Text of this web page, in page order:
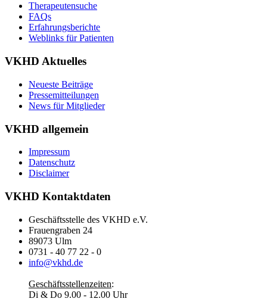
Therapeutensuche
FAQs
Erfahrungsberichte
Weblinks für Patienten
VKHD Aktuelles
Neueste Beiträge
Pressemitteilungen
News für Mitglieder
VKHD allgemein
Impressum
Datenschutz
Disclaimer
VKHD Kontaktdaten
Geschäftsstelle des VKHD e.V.
Frauengraben 24
89073 Ulm
0731 - 40 77 22 - 0
info@vkhd.de
Geschäftsstellenzeiten:
Di & Do 9.00 - 12.00 Uhr